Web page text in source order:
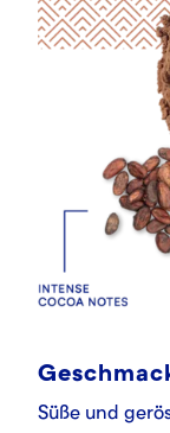
Süße und